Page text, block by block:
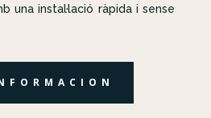
una instal·lació ràpida i sense